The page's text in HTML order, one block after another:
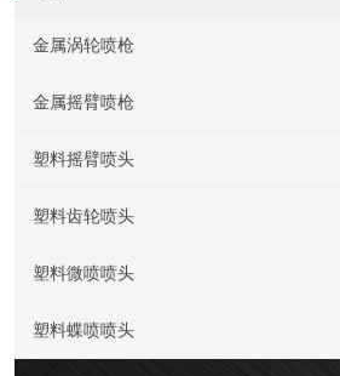
金属涡轮喷枪
金属摇臂喷枪
塑料摇臂喷头
塑料齿轮喷头
塑料微喷喷头
塑料蝶喷喷头